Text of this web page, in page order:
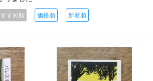
すすめ順 価格順 新着順